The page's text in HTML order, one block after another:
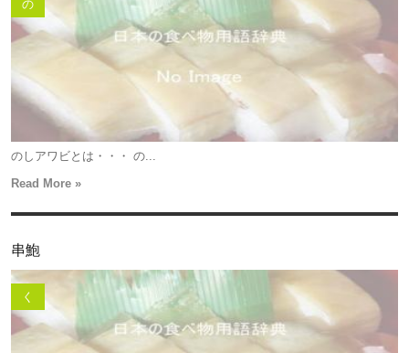
の
のしアワビとは・・・ の...
Read More »
串鮑
く